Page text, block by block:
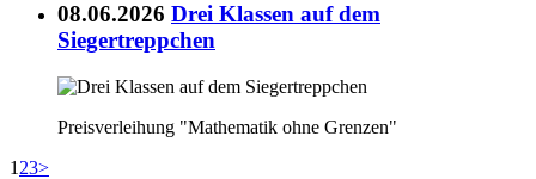
08.06.2026 Drei Klassen auf dem
Siegertreppchen
Preisverleihung "Mathematik ohne Grenzen"
1 23>